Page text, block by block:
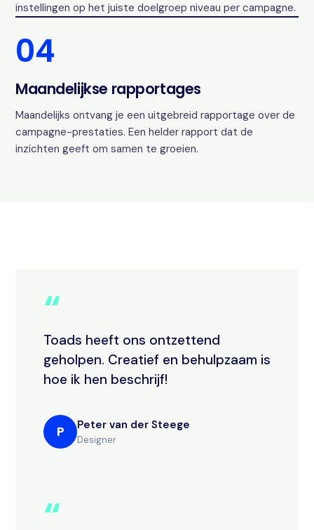
instellingen op het juiste doelgroep niveau per campagne.
04
Maandelijkse rapportages
Maandelijks ontvang je een uitgebreid rapportage over de
campagne-prestaties. Een helder rapport dat de
inzichten geeft om samen te groeien.
“
Toads heeft ons ontzettend
geholpen. Creatief en behulpzaam is
hoe ik hen beschrijf!
P Peter van der Steege
Designer
“